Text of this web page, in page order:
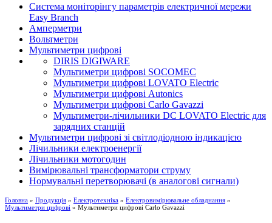
Система моніторінгу параметрів електричної мережи
Easy Branch
Амперметри
Вольтметри
Мультиметри цифрові
DIRIS DIGIWARE
Мультиметри цифрові SOCOMEC
Мультиметри цифрові LOVATO Electric
Мультиметри цифрові Autonics
Мультиметри цифрові Carlo Gavazzi
Мультиметри-лічильники DC LOVATO Electric для
зарядних станцій
Мультиметри цифрові зі світлодіодною індикацією
Лічильники електроенергії
Лічильники мотогодин
Вимірювальні трансформатори струму
Нормувальні перетворювачі (в аналогові сигнали)
Головна » Продукція » Електротехніка » Електровимірювальне обладнання »
Мультиметри цифрові » Мультиметри цифрові Carlo Gavazzi